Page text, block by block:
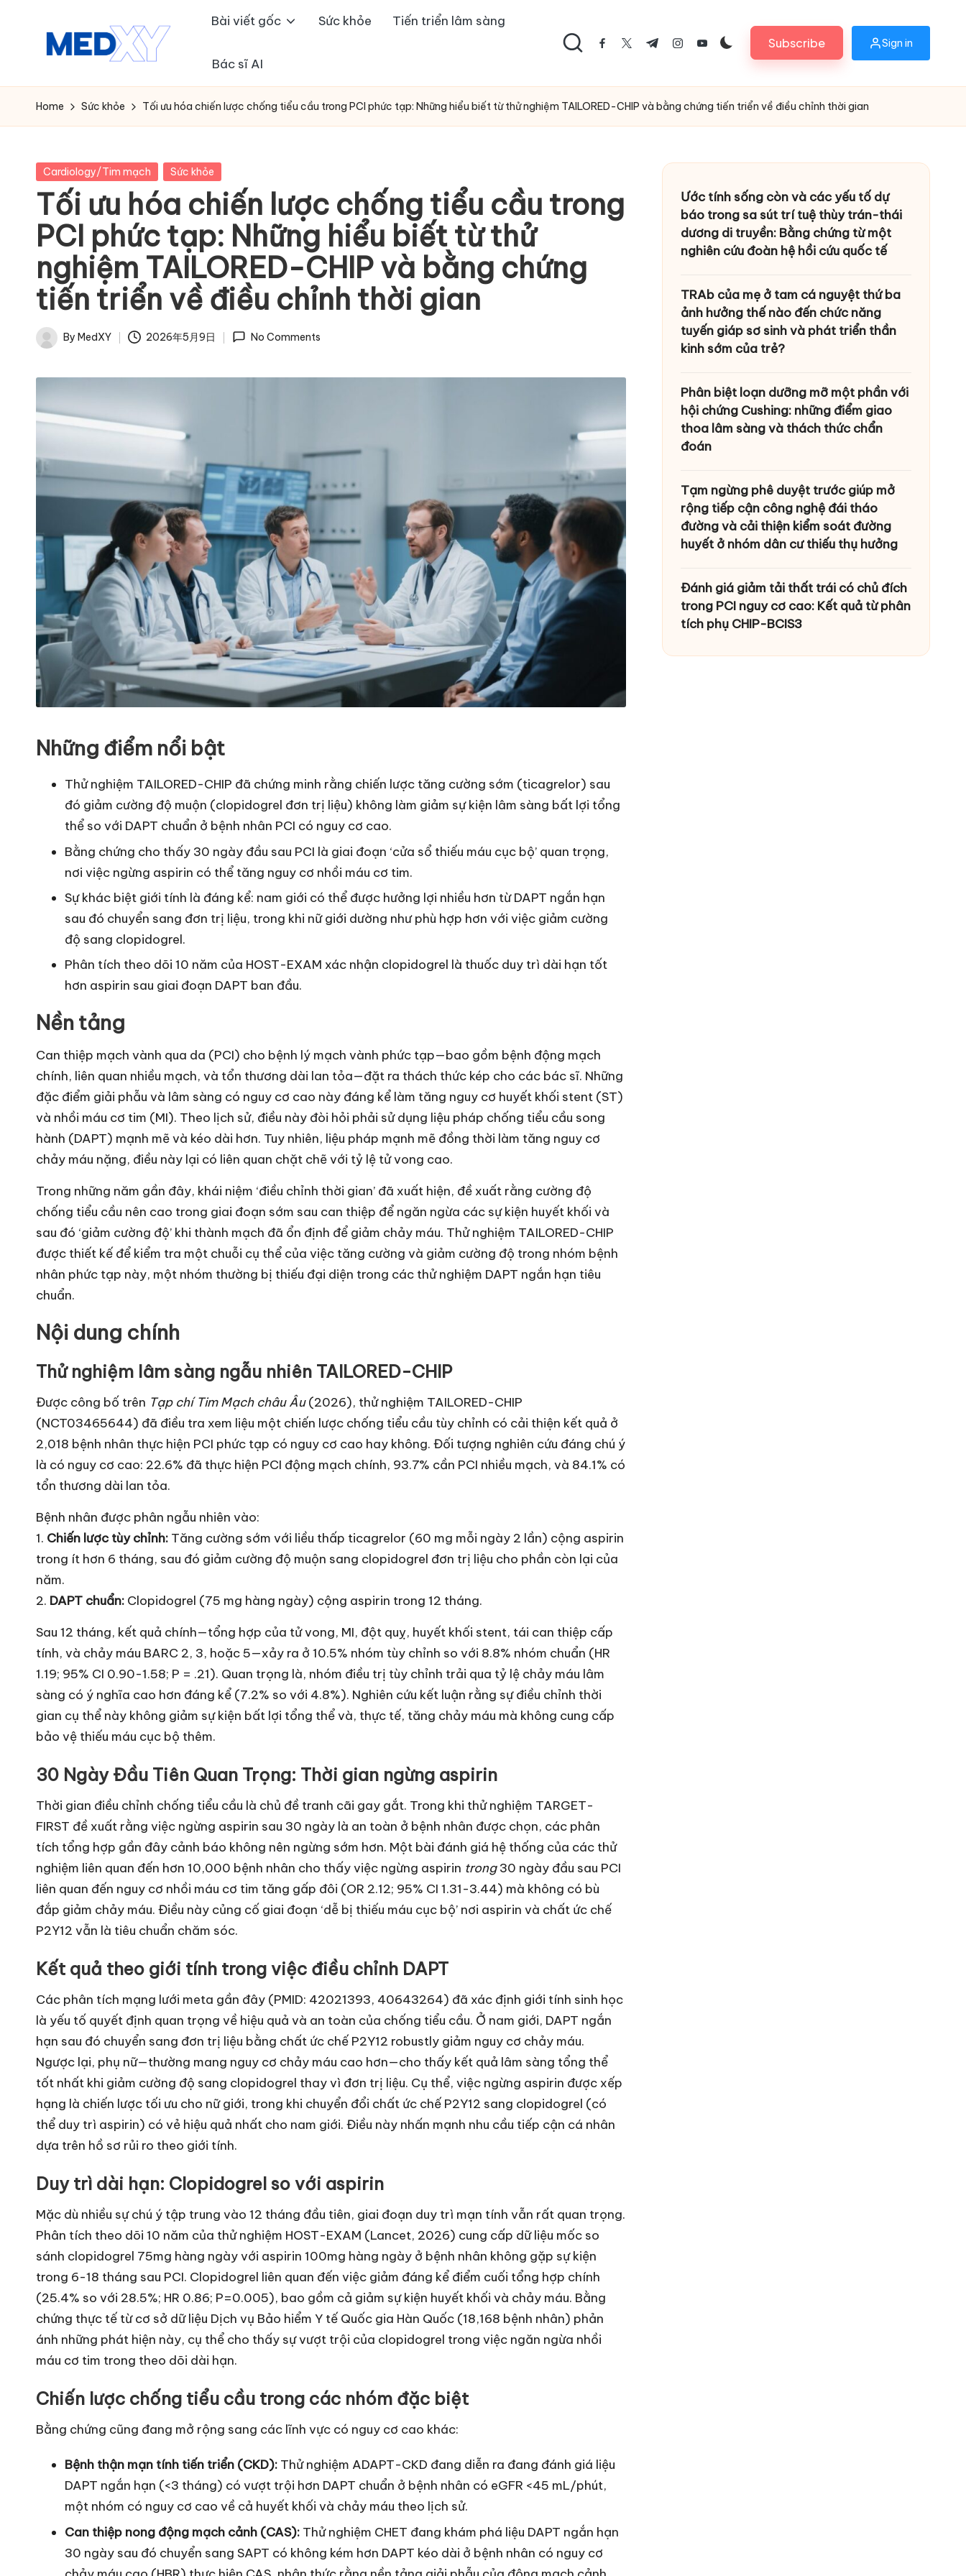
M
e
x
y
A
I
Bài viết gốc Sức khỏe Tiến triển lâm sàng
Bác sĩ AI
facebook.com
twitter.com
t.me instagram.com
youtube.comSubscribe Sign in
Home Sức khỏe Tối ưu hóa chiến lược chống tiểu cầu trong PCI phức tạp: Những hiểu biết từ thử nghiệm TAILORED-CHIP và bằng chứng tiến triển về điều chỉnh thời gian
Posted
Cardiology/Tim mạch Sức khỏe
Tối ưu hóa chiến lược chống tiểu cầu trong
PCI phức tạp: Những hiểu biết từ thử
nghiệm TAILORED-CHIP và bằng chứng
tiến triển về điều chỉnh thời gian
Posted
By MedXY 2026年5月9日 No Comments
Những điểm nổi bật
Thử nghiệm TAILORED-CHIP đã chứng minh rằng chiến lược tăng cường sớm (ticagrelor) sau
đó giảm cường độ muộn (clopidogrel đơn trị liệu) không làm giảm sự kiện lâm sàng bất lợi tổng
thể so với DAPT chuẩn ở bệnh nhân PCI có nguy cơ cao.
Bằng chứng cho thấy 30 ngày đầu sau PCI là giai đoạn ‘cửa sổ thiếu máu cục bộ’ quan trọng,
nơi việc ngừng aspirin có thể tăng nguy cơ nhồi máu cơ tim.
Sự khác biệt giới tính là đáng kể: nam giới có thể được hưởng lợi nhiều hơn từ DAPT ngắn hạn
sau đó chuyển sang đơn trị liệu, trong khi nữ giới dường như phù hợp hơn với việc giảm cường
độ sang clopidogrel.
Phân tích theo dõi 10 năm của HOST-EXAM xác nhận clopidogrel là thuốc duy trì dài hạn tốt
hơn aspirin sau giai đoạn DAPT ban đầu.
Nền tảng
Can thiệp mạch vành qua da (PCI) cho bệnh lý mạch vành phức tạp—bao gồm bệnh động mạch
chính, liên quan nhiều mạch, và tổn thương dài lan tỏa—đặt ra thách thức kép cho các bác sĩ. Những
đặc điểm giải phẫu và lâm sàng có nguy cơ cao này đáng kể làm tăng nguy cơ huyết khối stent (ST)
và nhồi máu cơ tim (MI). Theo lịch sử, điều này đòi hỏi phải sử dụng liệu pháp chống tiểu cầu song
hành (DAPT) mạnh mẽ và kéo dài hơn. Tuy nhiên, liệu pháp mạnh mẽ đồng thời làm tăng nguy cơ
chảy máu nặng, điều này lại có liên quan chặt chẽ với tỷ lệ tử vong cao.
Trong những năm gần đây, khái niệm ‘điều chỉnh thời gian’ đã xuất hiện, đề xuất rằng cường độ
chống tiểu cầu nên cao trong giai đoạn sớm sau can thiệp để ngăn ngừa các sự kiện huyết khối và
sau đó ‘giảm cường độ’ khi thành mạch đã ổn định để giảm chảy máu. Thử nghiệm TAILORED-CHIP
được thiết kế để kiểm tra một chuỗi cụ thể của việc tăng cường và giảm cường độ trong nhóm bệnh
nhân phức tạp này, một nhóm thường bị thiếu đại diện trong các thử nghiệm DAPT ngắn hạn tiêu
chuẩn.
Nội dung chính
Thử nghiệm lâm sàng ngẫu nhiên TAILORED-CHIP
Được công bố trên Tạp chí Tim Mạch châu Âu(2026), thử nghiệm TAILORED-CHIP
(NCT03465644) đã điều tra xem liệu một chiến lược chống tiểu cầu tùy chỉnh có cải thiện kết quả ở
2,018 bệnh nhân thực hiện PCI phức tạp có nguy cơ cao hay không. Đối tượng nghiên cứu đáng chú ý
là có nguy cơ cao: 22.6% đã thực hiện PCI động mạch chính, 93.7% cần PCI nhiều mạch, và 84.1% có
tổn thương dài lan tỏa.
Bệnh nhân được phân ngẫu nhiên vào:
1. Chiến lược tùy chỉnh: Tăng cường sớm với liều thấp ticagrelor (60 mg mỗi ngày 2 lần) cộng aspirin
trong ít hơn 6 tháng, sau đó giảm cường độ muộn sang clopidogrel đơn trị liệu cho phần còn lại của
năm.
2. DAPT chuẩn: Clopidogrel (75 mg hàng ngày) cộng aspirin trong 12 tháng.
Sau 12 tháng, kết quả chính—tổng hợp của tử vong, MI, đột quỵ, huyết khối stent, tái can thiệp cấp
tính, và chảy máu BARC 2, 3, hoặc 5—xảy ra ở 10.5% nhóm tùy chỉnh so với 8.8% nhóm chuẩn (HR
1.19; 95% CI 0.90-1.58; P = .21). Quan trọng là, nhóm điều trị tùy chỉnh trải qua tỷ lệ chảy máu lâm
sàng có ý nghĩa cao hơn đáng kể (7.2% so với 4.8%). Nghiên cứu kết luận rằng sự điều chỉnh thời
gian cụ thể này không giảm sự kiện bất lợi tổng thể và, thực tế, tăng chảy máu mà không cung cấp
bảo vệ thiếu máu cục bộ thêm.
30 Ngày Đầu Tiên Quan Trọng: Thời gian ngừng aspirin
Thời gian điều chỉnh chống tiểu cầu là chủ đề tranh cãi gay gắt. Trong khi thử nghiệm TARGET-
FIRST đề xuất rằng việc ngừng aspirin sau 30 ngày là an toàn ở bệnh nhân được chọn, các phân
tích tổng hợp gần đây cảnh báo không nên ngừng sớm hơn. Một bài đánh giá hệ thống của các thử
nghiệm liên quan đến hơn 10,000 bệnh nhân cho thấy việc ngừng aspirin trong30 ngày đầu sau PCI
liên quan đến nguy cơ nhồi máu cơ tim tăng gấp đôi (OR 2.12; 95% CI 1.31-3.44) mà không có bù
đắp giảm chảy máu. Điều này củng cố giai đoạn ‘dễ bị thiếu máu cục bộ’ nơi aspirin và chất ức chế
P2Y12 vẫn là tiêu chuẩn chăm sóc.
Kết quả theo giới tính trong việc điều chỉnh DAPT
Các phân tích mạng lưới meta gần đây (PMID: 42021393, 40643264) đã xác định giới tính sinh học
là yếu tố quyết định quan trọng về hiệu quả và an toàn của chống tiểu cầu. Ở nam giới, DAPT ngắn
hạn sau đó chuyển sang đơn trị liệu bằng chất ức chế P2Y12 robustly giảm nguy cơ chảy máu.
Ngược lại, phụ nữ—thường mang nguy cơ chảy máu cao hơn—cho thấy kết quả lâm sàng tổng thể
tốt nhất khi giảm cường độ sang clopidogrel thay vì đơn trị liệu. Cụ thể, việc ngừng aspirin được xếp
hạng là chiến lược tối ưu cho nữ giới, trong khi chuyển đổi chất ức chế P2Y12 sang clopidogrel (có
thể duy trì aspirin) có vẻ hiệu quả nhất cho nam giới. Điều này nhấn mạnh nhu cầu tiếp cận cá nhân
dựa trên hồ sơ rủi ro theo giới tính.
Duy trì dài hạn: Clopidogrel so với aspirin
Mặc dù nhiều sự chú ý tập trung vào 12 tháng đầu tiên, giai đoạn duy trì mạn tính vẫn rất quan trọng.
Phân tích theo dõi 10 năm của thử nghiệm HOST-EXAM (Lancet, 2026) cung cấp dữ liệu mốc so
sánh clopidogrel 75mg hàng ngày với aspirin 100mg hàng ngày ở bệnh nhân không gặp sự kiện
trong 6-18 tháng sau PCI. Clopidogrel liên quan đến việc giảm đáng kể điểm cuối tổng hợp chính
(25.4% so với 28.5%; HR 0.86; P=0.005), bao gồm cả giảm sự kiện huyết khối và chảy máu. Bằng
chứng thực tế từ cơ sở dữ liệu Dịch vụ Bảo hiểm Y tế Quốc gia Hàn Quốc (18,168 bệnh nhân) phản
ánh những phát hiện này, cụ thể cho thấy sự vượt trội của clopidogrel trong việc ngăn ngừa nhồi
máu cơ tim trong theo dõi dài hạn.
Chiến lược chống tiểu cầu trong các nhóm đặc biệt
Bằng chứng cũng đang mở rộng sang các lĩnh vực có nguy cơ cao khác:
Bệnh thận mạn tính tiến triển (CKD): Thử nghiệm ADAPT-CKD đang diễn ra đang đánh giá liệu
DAPT ngắn hạn (<3 tháng) có vượt trội hơn DAPT chuẩn ở bệnh nhân có eGFR <45 mL/phút,
một nhóm có nguy cơ cao về cả huyết khối và chảy máu theo lịch sử.
Can thiệp nong động mạch cảnh (CAS): Thử nghiệm CHET đang khám phá liệu DAPT ngắn hạn
30 ngày sau đó chuyển sang SAPT có không kém hơn DAPT kéo dài ở bệnh nhân có nguy cơ
Ước tính sống còn và các yếu tố dự
báo trong sa sút trí tuệ thùy trán-thái
dương di truyền: Bằng chứng từ một
nghiên cứu đoàn hệ hồi cứu quốc tế
TRAb của mẹ ở tam cá nguyệt thứ ba
ảnh hưởng thế nào đến chức năng
tuyến giáp sơ sinh và phát triển thần
kinh sớm của trẻ?
Phân biệt loạn dưỡng mỡ một phần với
hội chứng Cushing: những điểm giao
thoa lâm sàng và thách thức chẩn
đoán
Tạm ngừng phê duyệt trước giúp mở
rộng tiếp cận công nghệ đái tháo
đường và cải thiện kiểm soát đường
huyết ở nhóm dân cư thiếu thụ hưởng
Đánh giá giảm tải thất trái có chủ đích
trong PCI nguy cơ cao: Kết quả từ phân
tích phụ CHIP-BCIS3